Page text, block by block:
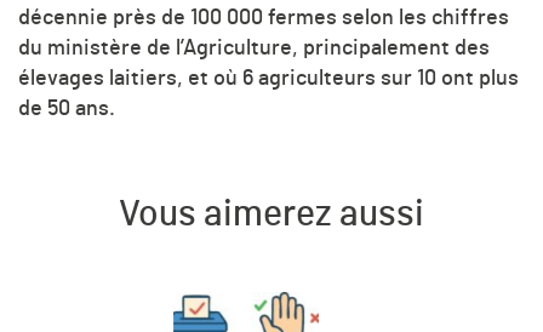
décennie près de 100 000 fermes selon les chiffres
du ministère de l’Agriculture, principalement des
élevages laitiers, et où 6 agriculteurs sur 10 ont plus
de 50 ans.
Vous aimerez aussi